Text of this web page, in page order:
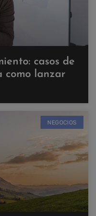
casos de
como lanzar
NEGOCIOS